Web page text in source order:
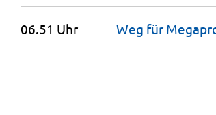
06.51 Uhr Weg für